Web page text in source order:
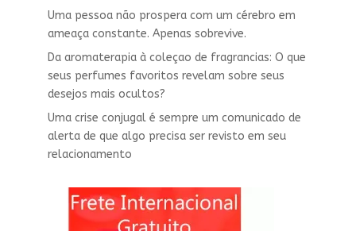
Uma pessoa não prospera com um cérebro em
ameaça constante. Apenas sobrevive.
Da aromaterapia à coleçao de fragrancias: O que
seus perfumes favoritos revelam sobre seus
desejos mais ocultos?
Uma crise conjugal é sempre um comunicado de
alerta de que algo precisa ser revisto em seu
relacionamento